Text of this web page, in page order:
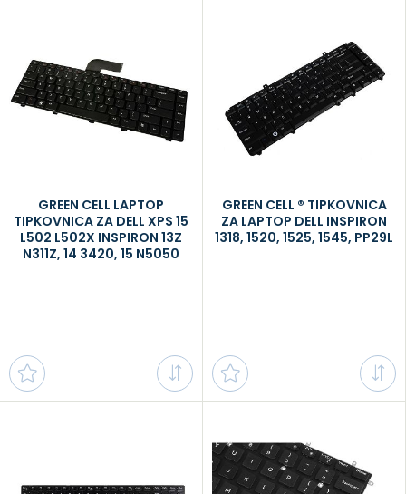
GREEN CELL LAPTOP
TIPKOVNICA ZA DELL XPS 15
L502 L502X INSPIRON 13Z
N311Z, 14 3420, 15 N5050
GREEN CELL ® TIPKOVNICA
ZA LAPTOP DELL INSPIRON
1318, 1520, 1525, 1545, PP29L